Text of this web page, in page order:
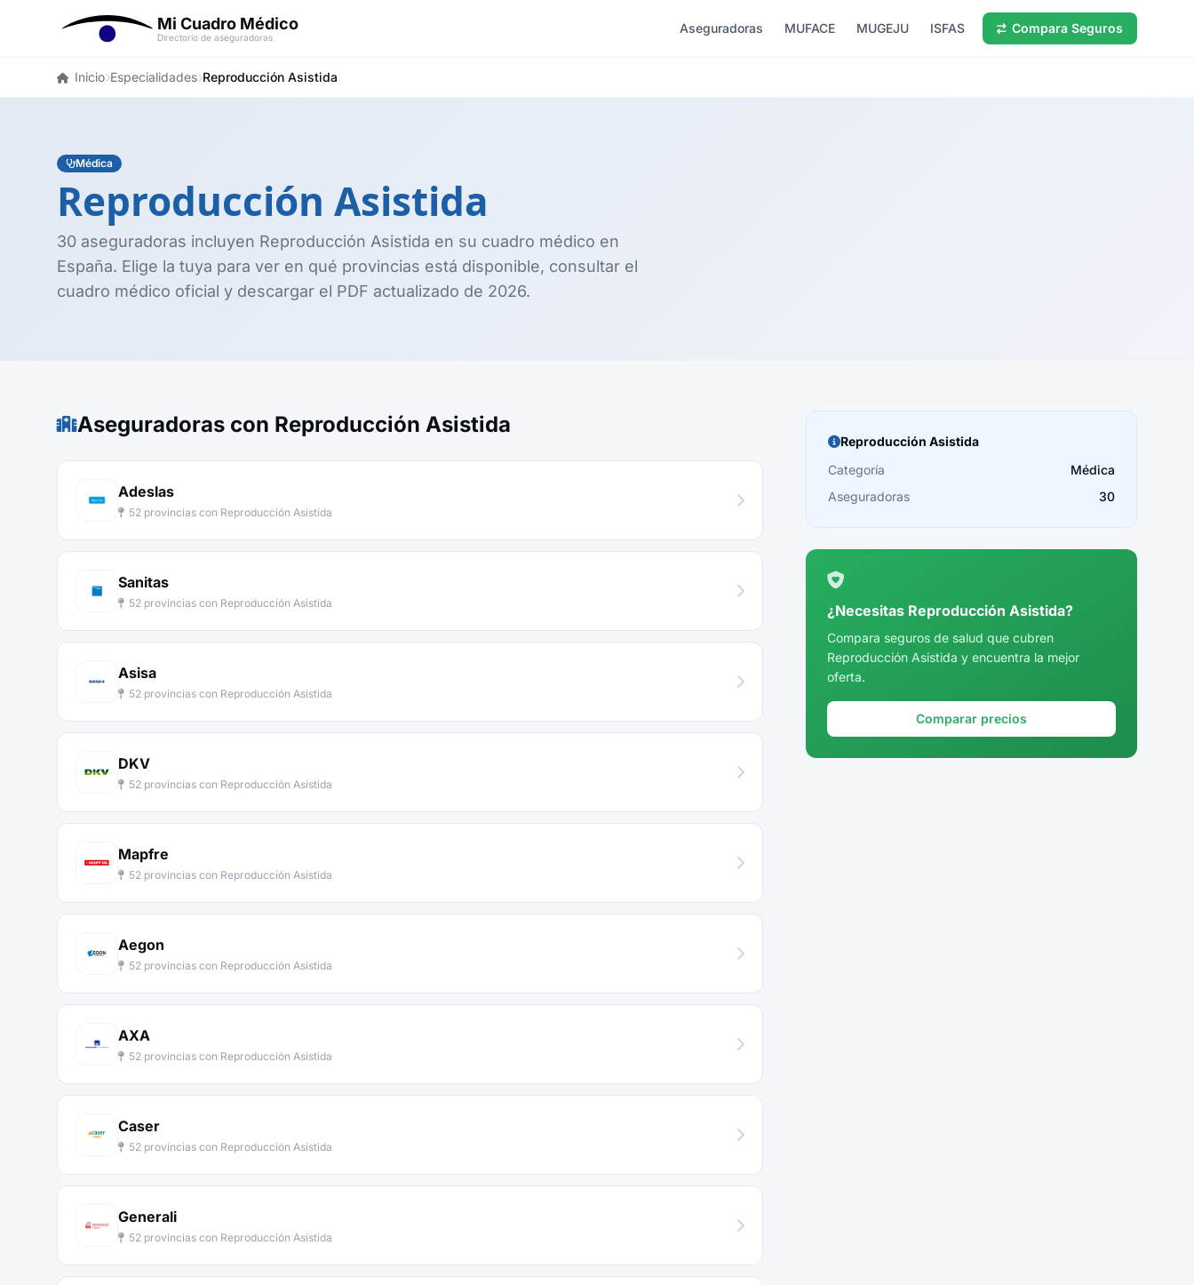
Mi Cuadro Médico
Directorio de aseguradoras
Aseguradoras MUFACE MUGEJU ISFAS Compara Seguros
Inicio Especialidades Reproducción Asistida
Médica
Reproducción Asistida
30 aseguradoras incluyen Reproducción Asistida en su cuadro médico en
España. Elige la tuya para ver en qué provincias está disponible, consultar el
cuadro médico oficial y descargar el PDF actualizado de 2026.
Aseguradoras con Reproducción Asistida
Adeslas
52 provincias con Reproducción Asistida
Sanitas
52 provincias con Reproducción Asistida
Asisa
52 provincias con Reproducción Asistida
DKV
52 provincias con Reproducción Asistida
Mapfre
52 provincias con Reproducción Asistida
Aegon
52 provincias con Reproducción Asistida
AXA
52 provincias con Reproducción Asistida
Caser
52 provincias con Reproducción Asistida
Generali
52 provincias con Reproducción Asistida
Reproducción Asistida
Categoría
Médica
Aseguradoras
30
¿Necesitas Reproducción Asistida?
Compara seguros de salud que cubren
Reproducción Asistida y encuentra la mejor
oferta.
Comparar precios